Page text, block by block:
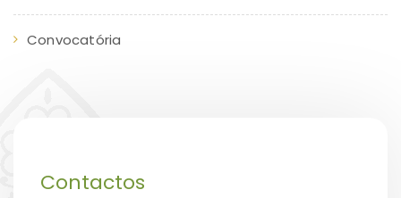
Convocatória
Contactos